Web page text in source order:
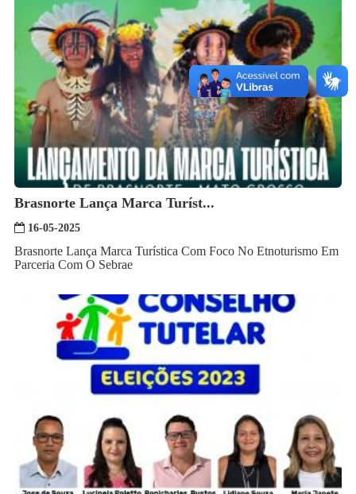
Brasnorte Lança Marca Turíst...
16-05-2025
Brasnorte Lança Marca Turística Com Foco No Etnoturismo Em
Parceria Com O Sebrae